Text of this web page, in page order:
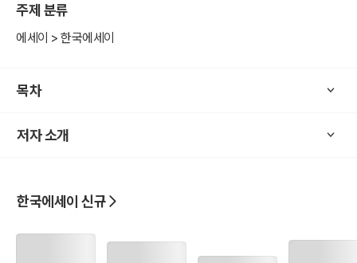
주제 분류
에세이 > 한국에세이
목차
저자 소개
한국에세이 신규